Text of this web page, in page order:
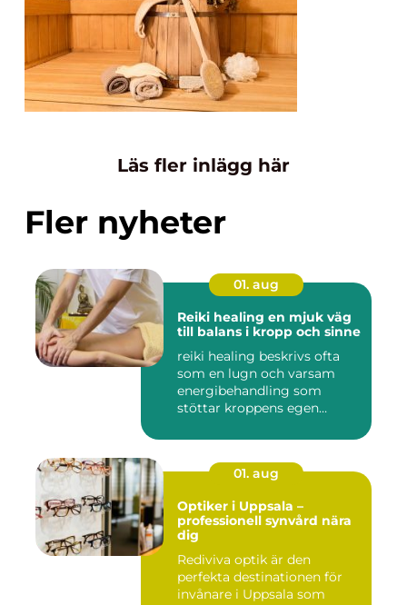
Läs fler inlägg här
Fler nyheter
01. aug
Reiki healing en mjuk väg
till balans i kropp och sinne
reiki healing beskrivs ofta
som en lugn och varsam
energibehandling som
stöttar kroppens egen
01. aug
Optiker i Uppsala –
professionell synvård nära
dig
Rediviva optik är den
perfekta destinationen för
invånare i Uppsala som